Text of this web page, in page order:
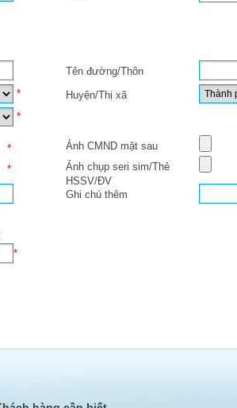
Tên đường/Thôn
*
Huyện/Thị xã
*
*
Ảnh CMND mặt sau
*
Ảnh chụp seri sim/Thẻ
HSSV/ĐV
Ghi chú thêm
*